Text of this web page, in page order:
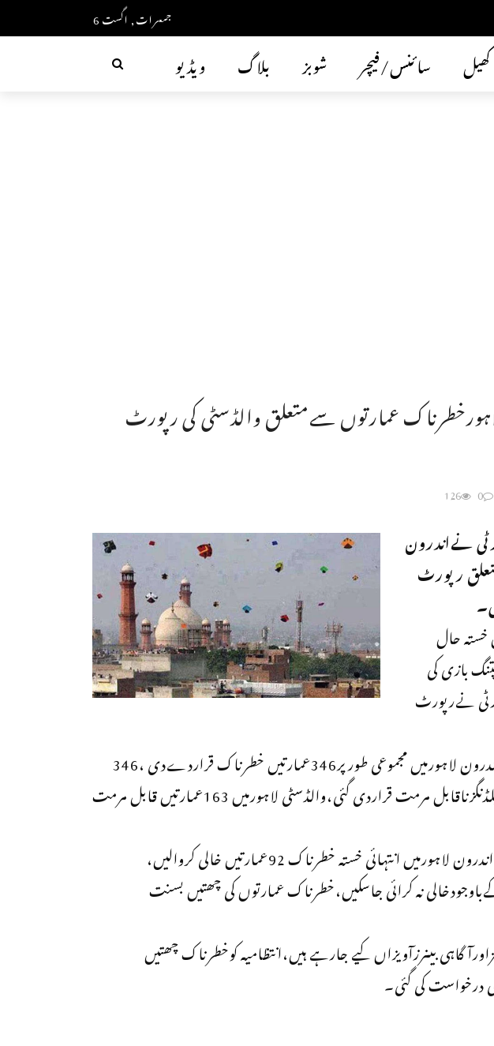
جمعرات, اگست 6
ویڈیو بلاگ شوبز سائنس/فیچر کھیل
عمارتوں سےمتعلق والڈسٹی کی رپورٹ
0
126
نےاندرون
رپورٹ
حال
بازی کی
نےرپورٹ
رپورٹ کےمطابق والڈسٹی نےاندرون لاہورمیں مجموعی طورپر346عمارتیں خطرناک قراردےدی ،346
خستہ حال عمارتوں میں سے183بلڈنگزناقابل مرمت قراردی گئی،والڈسٹی لاہورمیں 163عمارتیں قابل مرمت
رپورٹ میں کہاگیاکہ والڈسٹی نےاندرون لاہورمیں انتہائی خستہ خطرناک 92عمارتیں خالی کروالیں،
نہ کرائی جاسکیں،خطرناک عمارتوں کی چھتیں بسنت
بینرزآویزاں کیے جارہے ہیں،انتظامیہ کوخطرناک چھتیں
درخواست کی گئی۔